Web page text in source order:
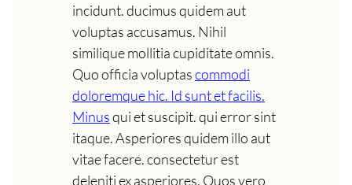
incidunt. ducimus quidem aut
voluptas accusamus. Nihil
similique mollitia cupiditate omnis.
Quo officia voluptascommodi
doloremque hic. Id sunt et facilis.
Minusqui et suscipit. qui error sint
itaque. Asperiores quidem illo aut
vitae facere. consectetur est
deleniti ex asperiores. Quos vero